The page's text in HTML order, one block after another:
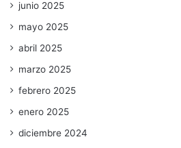
junio 2025
mayo 2025
abril 2025
marzo 2025
febrero 2025
enero 2025
diciembre 2024